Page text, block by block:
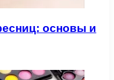
основы и